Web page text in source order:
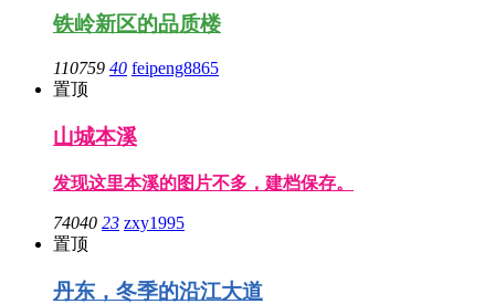
铁岭新区的品质楼
110759 40 feipeng8865
置顶
山城本溪
发现这里本溪的图片不多，建档保存。
74040 23 zxy1995
置顶
丹东，冬季的沿江大道